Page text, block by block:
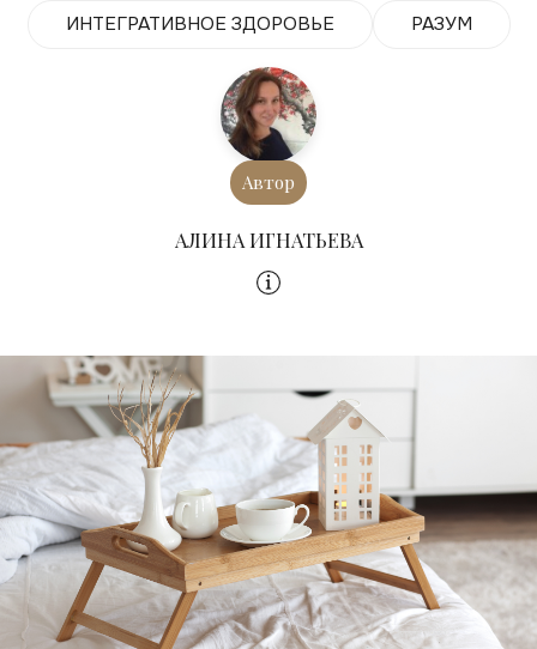
ИНТЕГРАТИВНОЕ ЗДОРОВЬЕ РАЗУМ
Автор
АЛИНА ИГНАТЬЕВА